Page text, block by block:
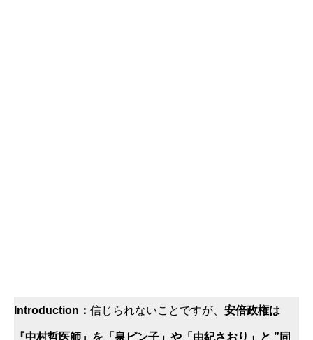
Introduction： 信じられないことですが、 安倍政権は
『中村哲医師』を「泉ピン子」や「由紀さおり」と ”同